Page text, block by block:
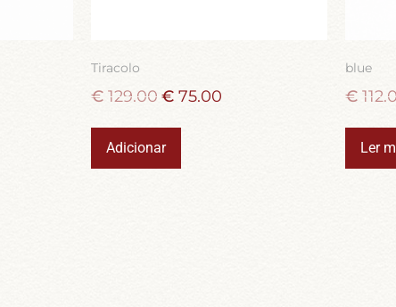
Tiracolo
€ 129.00 € 75.00
Adicionar
blue
€
Ler